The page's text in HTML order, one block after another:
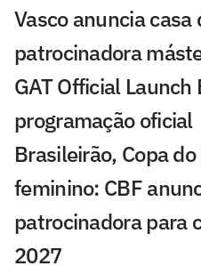
Vasco anuncia
patrocinadora
GAT Official
programação oficial
Brasileirão, Copa
feminino: CBF
patrocinadora para
2027